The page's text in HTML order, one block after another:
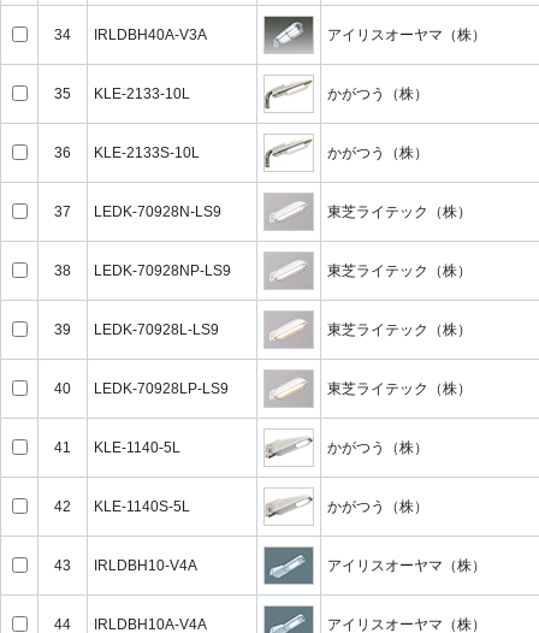
34 IRLDBH40A-V3A アイリスオーヤマ（株）
35 KLE-2133-10L かがつう（株）
36 KLE-2133S-10L かがつう（株）
37 LEDK-70928N-LS9 東芝ライテック（株）
38 LEDK-70928NP-LS9 東芝ライテック（株）
39 LEDK-70928L-LS9 東芝ライテック（株）
40 LEDK-70928LP-LS9 東芝ライテック（株）
41 KLE-1140-5L かがつう（株）
42 KLE-1140S-5L かがつう（株）
43 IRLDBH10-V4A アイリスオーヤマ（株）
44 IRLDBH10A-V4A アイリスオーヤマ（株）